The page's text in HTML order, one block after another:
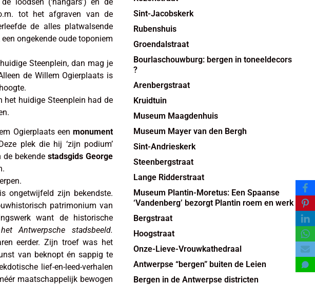
tot het afgraven van de
de alles platwalsende
ongekende oude toponiem
Steenplein, dan mag je
de Willem Ogierplaats is
huidige Steenplein had de
Ogierplaats een monument
plek die hij ‘zijn podium’
de bekende stadsgids George
ongetwijfeld zijn bekendste.
patrimonium van
want de historische
Antwerpsche stadsbeeld.
eerder. Zijn troef was het
van beknopt én sappig te
lief-en-leed-verhalen
maatschappelijk bewogen
Sint-Jacobskerk
Rubenshuis
Groendalstraat
Bourlaschouwburg: bergen in toneeldecors
?
Arenbergstraat
Kruidtuin
Museum Maagdenhuis
Museum Mayer van den Bergh
Sint-Andrieskerk
Steenbergstraat
Lange Ridderstraat
Museum Plantin-Moretus: Een Spaanse
‘Vandenberg’ bezorgt Plantin roem en werk
Bergstraat
Hoogstraat
Onze-Lieve-Vrouwkathedraal
Antwerpse “bergen” buiten de Leien
Bergen in de Antwerpse districten